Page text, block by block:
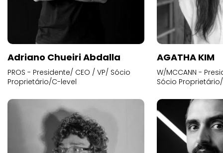
Adriano Chueiri Abdalla
PROS - Presidente/ CEO / VP/ Sócio
Proprietário/C-level
AGATHA KIM
W/MCCANN -
Sócio